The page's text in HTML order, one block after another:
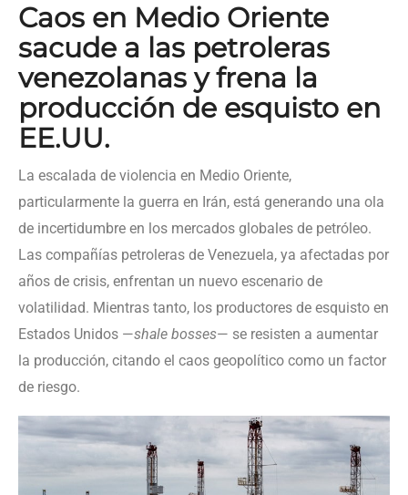
Caos en Medio Oriente
sacude a las petroleras
venezolanas y frena la
producción de esquisto en
EE.UU.
La escalada de violencia en Medio Oriente,
particularmente la guerra en Irán, está generando una ola
de incertidumbre en los mercados globales de petróleo.
Las compañías petroleras de Venezuela, ya afectadas por
años de crisis, enfrentan un nuevo escenario de
volatilidad. Mientras tanto, los productores de esquisto en
Estados Unidos —shale bosses— se resisten a aumentar
la producción, citando el caos geopolítico como un factor
de riesgo.